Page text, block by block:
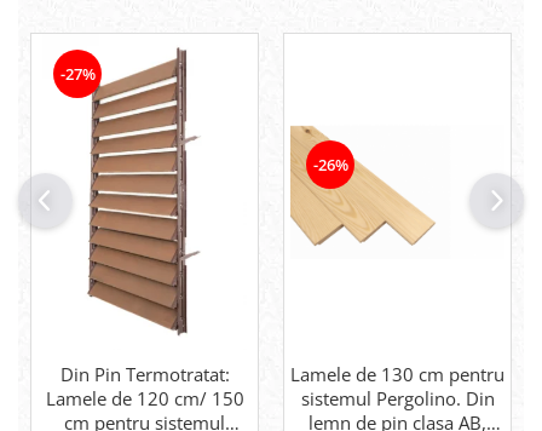
-27%
Din Pin Termotratat:
Lamele de 120 cm/ 150
cm pentru sistemul
-26%
Lamele de 130 cm pentru
sistemul Pergolino. Din
lemn de pin clasa AB,